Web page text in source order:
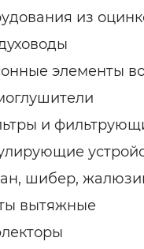
из
элементы
и
шибер,
вытяжные